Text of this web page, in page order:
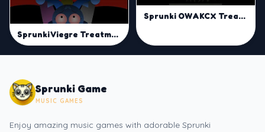
Sprunki Viegre Treatment
Sprunki OWAKCX Treatment
Sprunki Game
MUSIC GAMES
Enjoy amazing music games with adorable Sprunki